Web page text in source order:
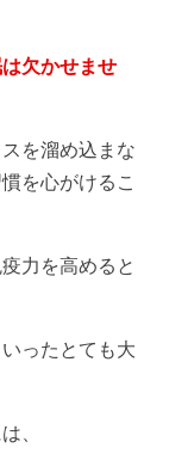
欠かせませ
を溜め込まな
を心がけるこ
力を高めると
ったとても大
、